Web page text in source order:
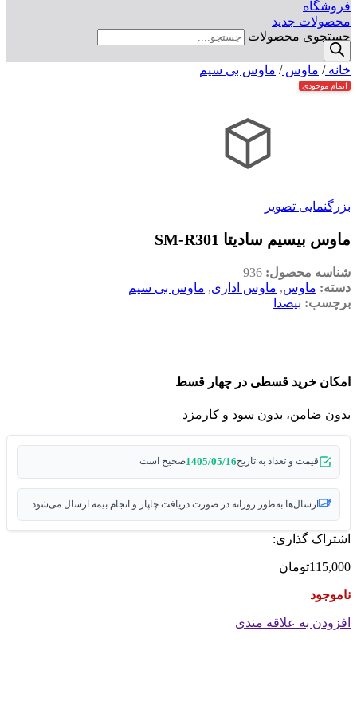
فروشگاه
محصولات جدید
جستجوی محصولات
خانه/ ماوس/ ماوس بی سیم
اتمام موجودی
بزرگنمایی تصویر
ماوس بيسيم ساديتا SM-R301
شناسه محصول: 936
دسته: ماوس, ماوس اداری, ماوس بی سیم
برچسب: بیصدا
امکان خرید قسطی در چهار قسط
بدون ضامن، بدون سود و کارمزد
قیمت و تعداد به تاریخ1405/05/16صحیح است
ارسال‌ها به‌طور روزانه در صورت دریافت چاپار و انجام بیمه ارسال می‌شود
اشتراک گذاری:
115,000تومان
ناموجود
افزودن به علاقه مندی